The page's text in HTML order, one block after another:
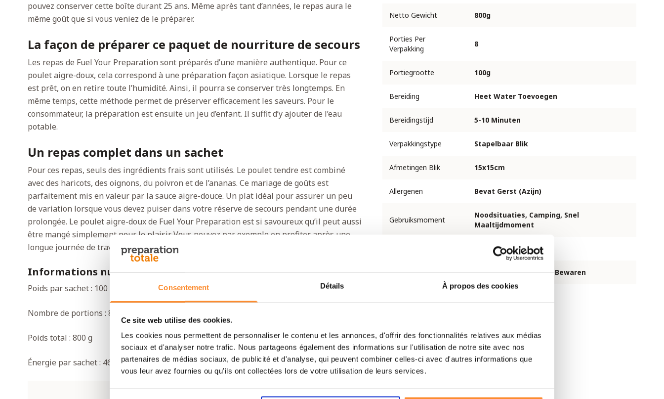
Consentement Détails À propos des cookies
Ce site web utilise des cookies.
Les cookies nous permettent de personnaliser le contenu et les annonces, d'offrir des fonctionnalités relatives aux médias
sociaux et d'analyser notre trafic. Nous partageons également des informations sur l'utilisation de notre site avec nos
partenaires de médias sociaux, de publicité et d'analyse, qui peuvent combiner celles-ci avec d'autres informations que
vous leur avez fournies ou qu'ils ont collectées lors de votre utilisation de leurs services.
pouvez conserver cette boîte durant 25 ans. Même après tant d’années, le repas aura le
même goût que si vous veniez de le préparer.
La façon de préparer ce paquet de nourriture de secours
Les repas de Fuel Your Preparation sont préparés d’une manière authentique. Pour ce
poulet aigre-doux, cela correspond à une préparation façon asiatique. Lorsque le repas
est prêt, on en retire toute l’humidité. Ainsi, il pourra se conserver très longtemps. En
même temps, cette méthode permet de préserver efficacement les saveurs. Pour le
consommateur, la préparation est ensuite un jeu d’enfant. Il suffit d’y ajouter de l’eau
potable.
Un repas complet dans un sachet
Pour ces repas, seuls des ingrédients frais sont utilisés. Le poulet tendre est combiné
avec des haricots, des oignons, du poivron et de l’ananas. Ce mariage de goûts est
parfaitement mis en valeur par la sauce aigre-douce. Un plat idéal pour assurer un peu
de variation lorsque vous devez puiser dans votre réserve de secours pendant une durée
prolongée. Le poulet aigre-doux de Fuel Your Preparation est si savoureux qu’il peut aussi
être mangé simplement pour le plaisir. Vous pouvez par exemple en profiter après une
longue journée de travail, une activité d’aventure ou un dimanche de détente.
Informations nutritionnelles
Poids par sachet : 100 g
Nombre de portions : 8
Poids total : 800 g
Énergie par sachet : 463 kcal
Par 100 g (sans eau)
Netto Gewicht 800g
Porties Per
Verpakking
8
Portiegrootte 100g
Bereiding Heet Water Toevoegen
Bereidingstijd 5-10 Minuten
Verpakkingstype Stapelbaar Blik
Afmetingen Blik 15x15cm
Allergenen Bevat Gerst (Azijn)
Gebruiksmoment
Noodsituaties, Camping, Snel
Maaltijdmoment
Zoetzuur Aziatisch
Opslagadvies Koel, Donker En Droog Bewaren